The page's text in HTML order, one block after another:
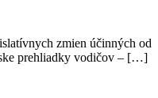
zmien účinných od
prehliadky vodičov – […]